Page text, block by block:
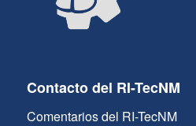
Contacto del RI-TecNM
Comentarios del RI-TecNM